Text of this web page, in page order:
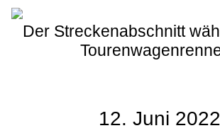
Der Streckenabschnitt
12. Juni 2022